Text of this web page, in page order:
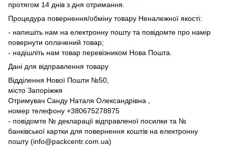
протягом 14 днів з дня отримання.
Процедура повернення/обміну товару Неналежної якості:
- напишіть нам на електронну пошту та повідомте про намір
повернути оплачений товар;
- надішліть нам товар перевізником Нова Пошта.
Дані для відправлення товару
Відділення Нової Пошти №50,
місто Запоріжжя
Отримувач Санду Наталя Олександрівна ,
номер телефону +380675278875
- повідомте № декларації відправленої посилки та №
банківської картки для повернення коштів на електронну
пошту (info@packcentr.com.ua)